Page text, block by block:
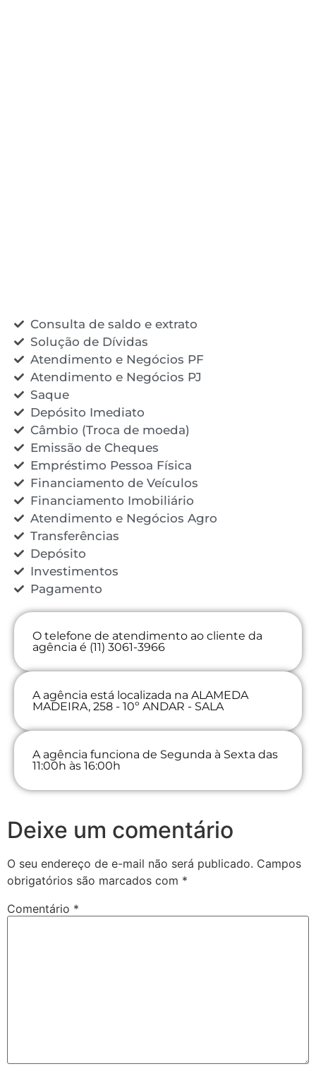
Consulta de saldo e extrato
Solução de Dívidas
Atendimento e Negócios PF
Atendimento e Negócios PJ
Saque
Depósito Imediato
Câmbio (Troca de moeda)
Emissão de Cheques
Empréstimo Pessoa Física
Financiamento de Veículos
Financiamento Imobiliário
Atendimento e Negócios Agro
Transferências
Depósito
Investimentos
Pagamento
O telefone de atendimento ao cliente da
agência é (11) 3061-3966
A agência está localizada na ALAMEDA
MADEIRA, 258 - 10º ANDAR - SALA
A agência funciona de Segunda à Sexta das
11:00h às 16:00h
Deixe um comentário
O seu endereço de e-mail não será publicado. Campos
obrigatórios são marcados com *
Comentário *